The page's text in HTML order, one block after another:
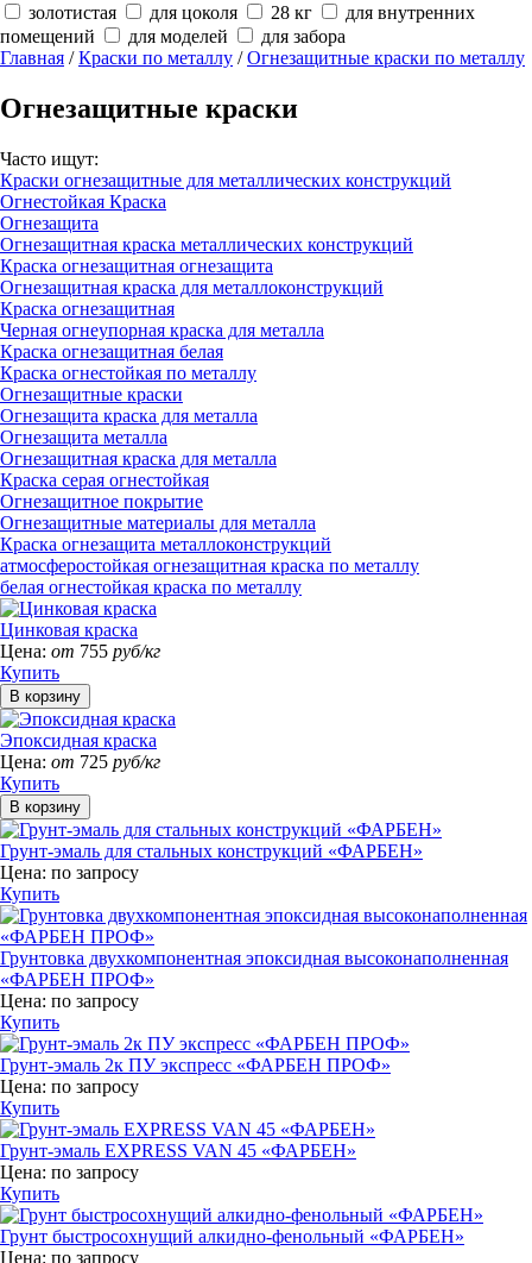
золотистая
для цоколя 28 кг
для внутренних
помещений
для моделей
для забора
Главная /Краски по металлу /Огнезащитные краски по металлу
Огнезащитные краски
Часто ищут:
Краски огнезащитные для металлических конструкций
Огнестойкая Краска
Огнезащита
Огнезащитная краска металлических конструкций
Краска огнезащитная огнезащита
Огнезащитная краска для металлоконструкций
Краска огнезащитная
Черная огнеупорная краска для металла
Краска огнезащитная белая
Краска огнестойкая по металлу
Огнезащитные краски
Огнезащита краска для металла
Огнезащита металла
Огнезащитная краска для металла
Краска серая огнестойкая
Огнезащитное покрытие
Огнезащитные материалы для металла
Краска огнезащита металлоконструкций
атмосферостойкая огнезащитная краска по металлу
белая огнестойкая краска по металлу
Цинковая краска
Цена: от 755 руб/кг
Купить
Эпоксидная краска
Цена: от 725 руб/кг
Купить
Грунт-эмаль для стальных конструкций «ФАРБЕН»
Цена: по запросу
Купить
Грунтовка двухкомпонентная эпоксидная высоконаполненная
«ФАРБЕН ПРОФ»
Цена: по запросу
Купить
Грунт-эмаль 2к ПУ экспресс «ФАРБЕН ПРОФ»
Цена: по запросу
Купить
Грунт-эмаль EXPRESS VAN 45 «ФАРБЕН»
Цена: по запросу
Купить
Грунт быстросохнущий алкидно-фенольный «ФАРБЕН»
Цена: по запросу